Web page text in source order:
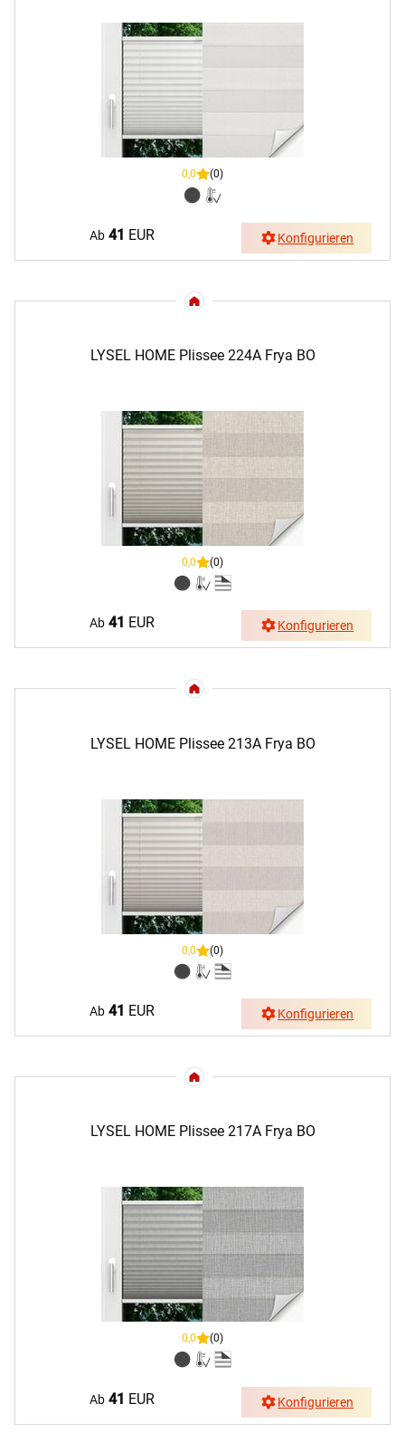
0,0 (0)
Ab 41 EUR Konfigurieren
LYSEL HOME Plissee 224A Frya BO
0,0 (0)
Ab 41 EUR Konfigurieren
LYSEL HOME Plissee 213A Frya BO
0,0 (0)
Ab 41 EUR Konfigurieren
LYSEL HOME Plissee 217A Frya BO
0,0 (0)
Ab 41 EUR Konfigurieren